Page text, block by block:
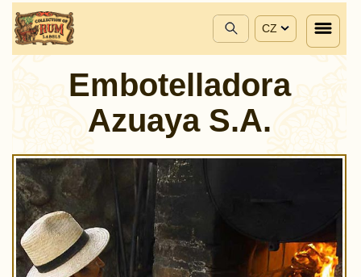
CZ
Embotelladora
Azuaya S.A.